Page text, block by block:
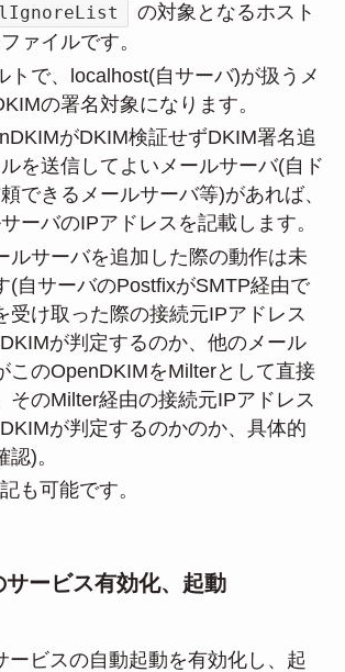
の対象となるホスト
ァイルです。
トで、localhost(自サーバ)が扱うメ
の署名対象になります。
がDKIM検証せずDKIM署名追
を送信してよいメールサーバ(自ド
できるメールサーバ等)があれば、
ーバのIPアドレスを記載します。
ルサーバを追加した際の動作は未
(自サーバのPostfixがSMTP経由で
受け取った際の接続元IPアドレス
が判定するのか、他のメール
このOpenDKIMをMilterとして直接
そのMilter経由の接続元IPアドレス
が判定するのかのか、具体的
)。
も可能です。
ービス有効化、起動
ービスの自動起動を有効化し、起